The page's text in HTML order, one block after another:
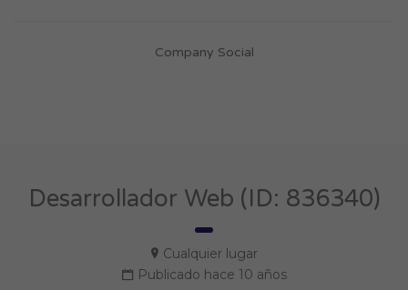
Company Social
Desarrollador Web (ID: 836340)
Cualquier lugar
Publicado hace 10 años